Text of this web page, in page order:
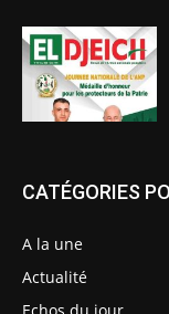
CATÉGORIES
A la une
Actualité